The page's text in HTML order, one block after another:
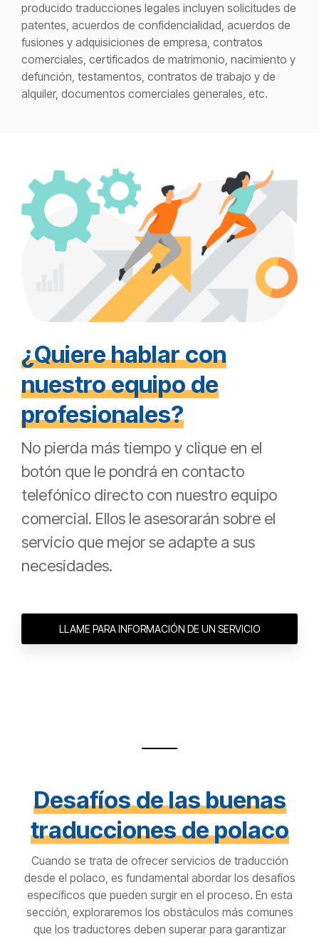
producido traducciones legales incluyen solicitudes de
patentes, acuerdos de confidencialidad, acuerdos de
fusiones y adquisiciones de empresa, contratos
comerciales, certificados de matrimonio, nacimiento y
defunción, testamentos, contratos de trabajo y de
alquiler, documentos comerciales generales, etc.
¿Quiere hablar con
nuestro equipo de
profesionales?
No pierda más tiempo y clique en el
botón que le pondrá en contacto
telefónico directo con nuestro equipo
comercial. Ellos le asesorarán sobre el
servicio que mejor se adapte a sus
necesidades.
LLAME PARA INFORMACIÓN DE UN SERVICIO
Desafíos de las buenas
traducciones de polaco
Cuando se trata de ofrecer servicios de traducción
desde el polaco, es fundamental abordar los desafíos
específicos que pueden surgir en el proceso. En esta
sección, exploraremos los obstáculos más comunes
que los traductores deben superar para garantizar